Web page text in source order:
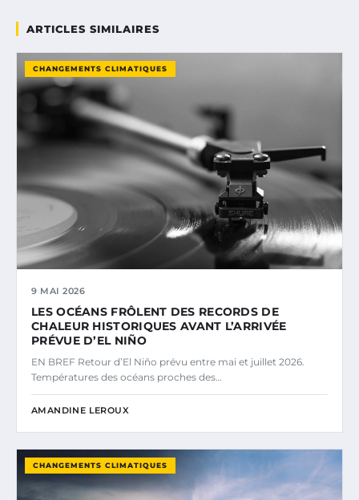
ARTICLES SIMILAIRES
CHANGEMENTS CLIMATIQUES
9 MAI 2026
LES OCÉANS FRÔLENT DES RECORDS DE
CHALEUR HISTORIQUES AVANT L’ARRIVÉE
PRÉVUE D’EL NIÑO
EN BREF Retour d’El Niño prévu entre mai et juillet 2026.
Températures des océans proches des…
AMANDINE LEROUX
CHANGEMENTS CLIMATIQUES